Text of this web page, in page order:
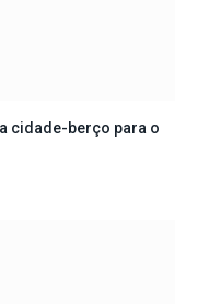
cidade-berço para o